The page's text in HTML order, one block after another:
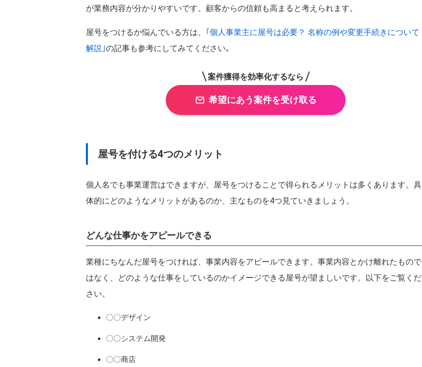
が業務内容が分かりやすいです。顧客からの信頼も高まると考えられます。
屋号をつけるか悩んでいる方は、
｢個人事業主に屋号は必要？ 名称の例や変更手続きについて
解説｣の記事も参考にしてみてください｡
案件獲得を効率化するなら
希望にあう案件を受け取る
屋号を付ける4つのメリット
個人名でも事業運営はできますが、屋号をつけることで得られるメリットは多くあります。具
体的にどのようなメリットがあるのか、主なものを4つ見ていきましょう。
どんな仕事かをアピールできる
業種にちなんだ屋号をつければ、事業内容をアピールできます。事業内容とかけ離れたもので
はなく、どのような仕事をしているのかイメージできる屋号が望ましいです。以下をご覧くだ
さい。
〇〇デザイン
〇〇システム開発
〇〇商店
広島県 山口県 岡山県 島根県
愛媛県 香川県 徳島県 高知県
九州・沖縄